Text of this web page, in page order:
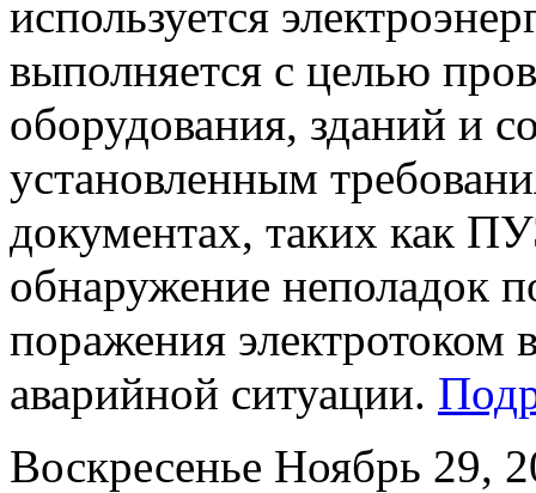
используется
выполняется с целью
оборудования, зданий и
установленным
документах, таких как
обнаружение неполадок
поражения электротоком
аварийной ситуации.
Воскресенье Ноябрь 29,